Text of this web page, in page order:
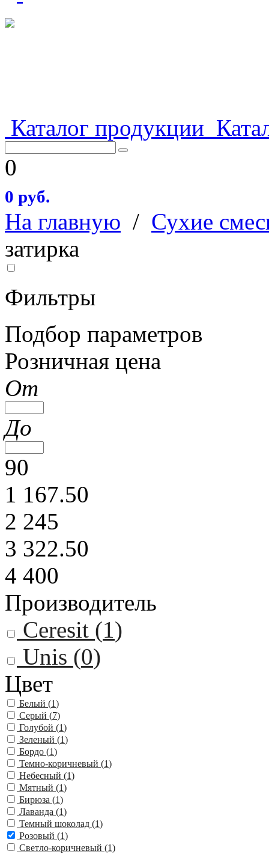
Каталог продукции
0
0 руб.
На главную / Сухие
затирка
Фильтры
Подбор параметров
Розничная цена
От
До
90
1 167.50
2 245
3 322.50
4 400
Производитель
Ceresit (1)
Unis (0)
Цвет
Белый (1)
Серый (7)
Голубой (1)
Зеленый (1)
Бордо (1)
Темно-коричневый (1)
Небесный (1)
Мятный (1)
Бирюза (1)
Лаванда (1)
Темный шоколад (1)
Розовый (1)
Светло-коричневый (1)